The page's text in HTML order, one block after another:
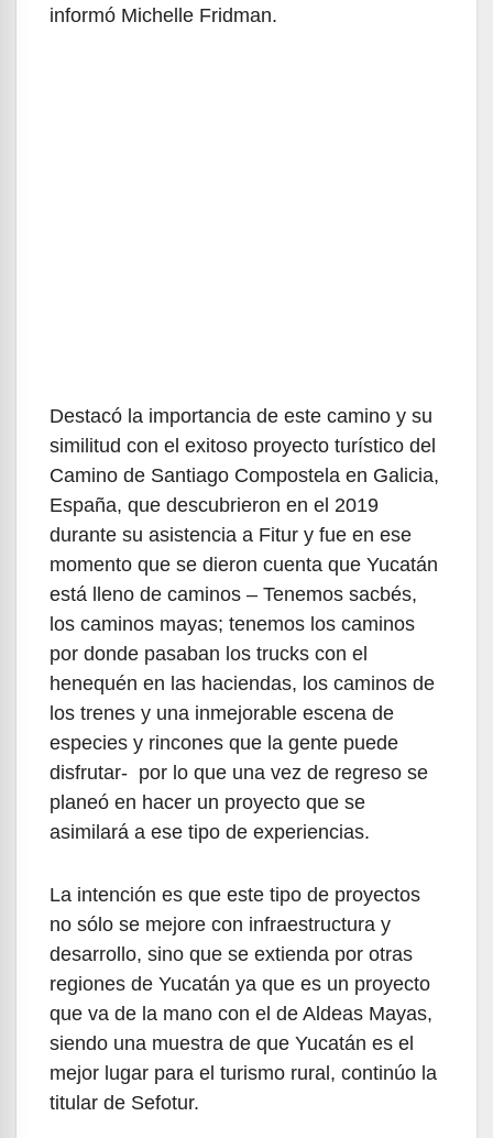
informó Michelle Fridman.
Destacó la importancia de este camino y su
similitud con el exitoso proyecto turístico del
Camino de Santiago Compostela en Galicia,
España, que descubrieron en el 2019
durante su asistencia a Fitur y fue en ese
momento que se dieron cuenta que Yucatán
está lleno de caminos – Tenemos sacbés,
los caminos mayas; tenemos los caminos
por donde pasaban los trucks con el
henequén en las haciendas, los caminos de
los trenes y una inmejorable escena de
especies y rincones que la gente puede
disfrutar- por lo que una vez de regreso se
planeó en hacer un proyecto que se
asimilará a ese tipo de experiencias.
La intención es que este tipo de proyectos
no sólo se mejore con infraestructura y
desarrollo, sino que se extienda por otras
regiones de Yucatán ya que es un proyecto
que va de la mano con el de Aldeas Mayas,
siendo una muestra de que Yucatán es el
mejor lugar para el turismo rural, continúo la
titular de Sefotur.